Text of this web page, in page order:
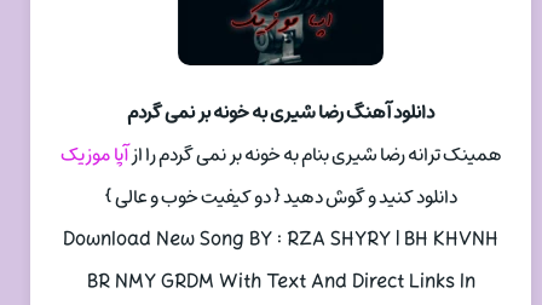
دانلود آهنگ رضا شیری به خونه بر نمی گردم
همینک ترانه رضا شیری بنام به خونه بر نمی گردم را ازآپا موزیک
دانلود کنید و گوش دهید { دو کیفیت خوب و عالی }
Download New Song BY : RZA SHYRY | BH KHVNH
BR NMY GRDM With Text And Direct Links In